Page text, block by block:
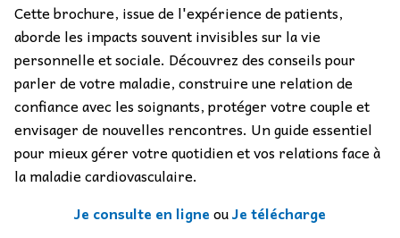
Cette brochure, issue de l'expérience de patients,
aborde les impacts souvent invisibles sur la vie
personnelle et sociale. Découvrez des conseils pour
parler de votre maladie, construire une relation de
confiance avec les soignants, protéger votre couple et
envisager de nouvelles rencontres. Un guide essentiel
pour mieux gérer votre quotidien et vos relations face à
la maladie cardiovasculaire.
Je consulte en ligneouJe télécharge